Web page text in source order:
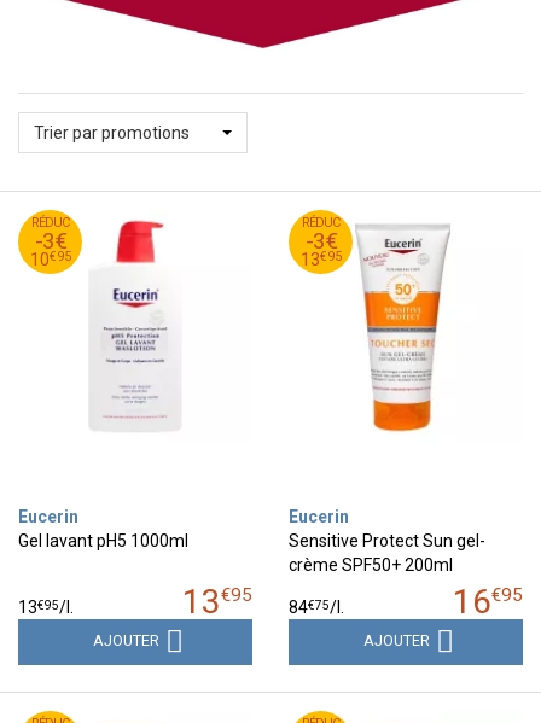
Trier par promotions
RÉDUC
-3€
10€95
13
€
95
10
€
95
Eucerin
Gel lavant pH5 1000ml
13€95
13€95/
AJOUTER
RÉDUC
-3€
13€95
16
€
95
13
€
95
Eucerin
Sensitive Protect Sun gel-
crème SPF50+ 200ml
16€95
84€75/
AJOUTER